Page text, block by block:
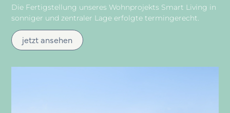
Die Fertigstellung unseres Wohnprojekts Smart Living in
sonniger und zentraler Lage erfolgte termingerecht.
jetzt ansehen